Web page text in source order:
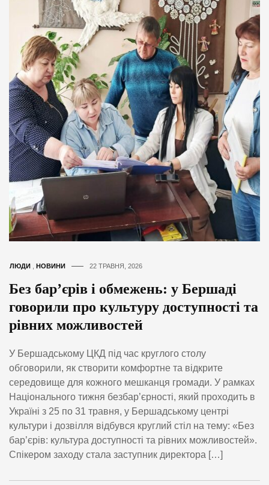
ЛЮДИ НОВИНИ 22 ТРАВНЯ, 2026
Без бар’єрів і обмежень: у Бершаді
говорили про культуру доступності та
рівних можливостей
У Бершадському ЦКД під час круглого столу
обговорили, як створити комфортне та відкрите
середовище для кожного мешканця громади. У рамках
Національного тижня безбар’єрності, який проходить в
Україні з 25 по 31 травня, у Бершадському центрі
культури і дозвілля відбувся круглий стіл на тему: «Без
бар’єрів: культура доступності та рівних можливостей».
Спікером заходу стала заступник директора […]